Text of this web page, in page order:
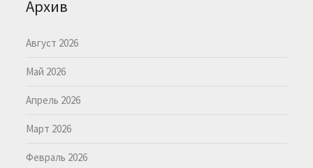
Архив
Август 2026
Май 2026
Апрель 2026
Март 2026
Февраль 2026